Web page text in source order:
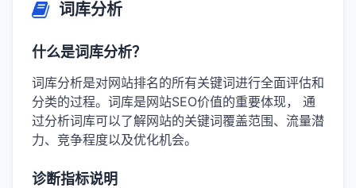
词库分析
什么是词库分析？
词库分析是对网站排名的所有关键词进行全面评估和
分类的过程。词库是网站SEO价值的重要体现， 通
过分析词库可以了解网站的关键词覆盖范围、流量潜
力、竞争程度以及优化机会。
诊断指标说明